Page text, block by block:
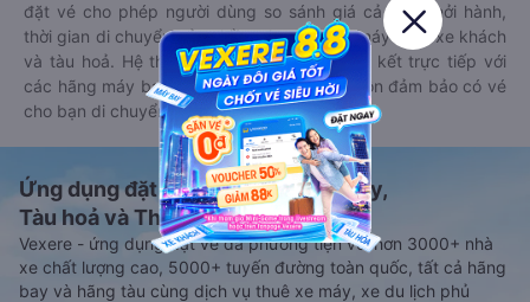
đặt vé cho phép người dùng so sánh giá cả, giờ khởi hành,
thời gian di chuyển của nhiều phương tiện máy bay, xe khách
và tàu hoả. Hệ thống của Goyolo được liên kết trực tiếp với
các hãng máy bay, xe khách và tàu hoả, luôn đảm bảo có vé
cho bạn di chuyển.
Ứng dụng đặt vé Xe khách, Máy bay,
Tàu hoả và Thuê xe
Vexere - ứng dụng đặt vé đa phương tiện với hơn 3000+ nhà
xe chất lượng cao, 5000+ tuyến đường toàn quốc, tất cả hãng
bay và hãng tàu cùng dịch vụ thuê xe máy, xe du lịch phủ